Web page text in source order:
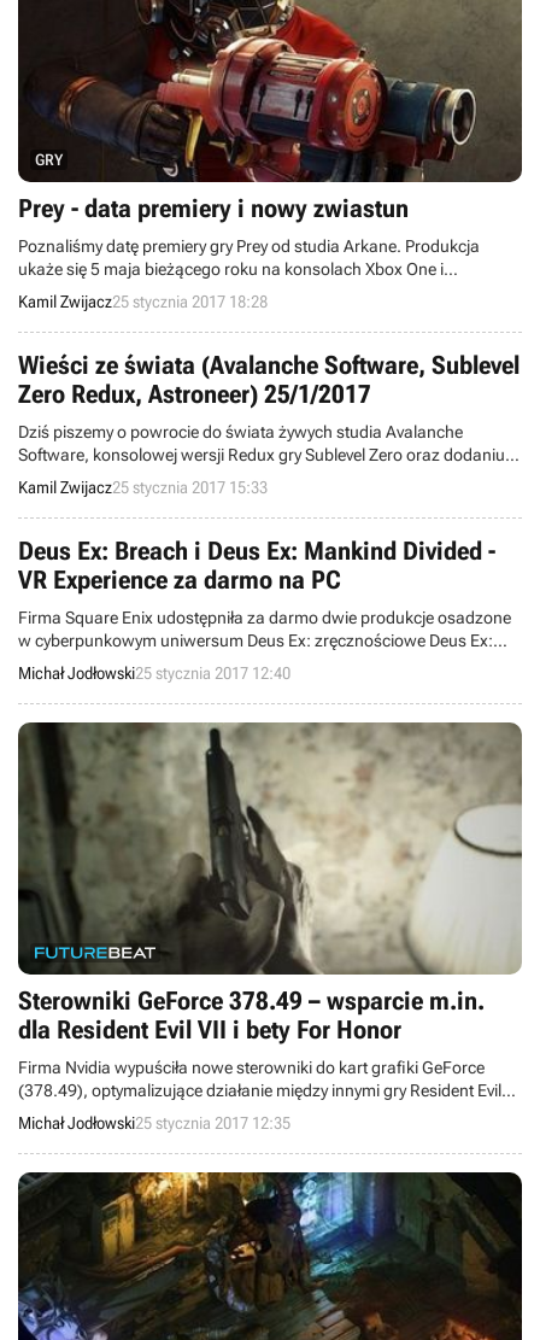
GRY
Prey - data premiery i nowy zwiastun
Poznaliśmy datę premiery gry Prey od studia Arkane. Produkcja
ukaże się 5 maja bieżącego roku na konsolach Xbox One i
PlayStation 4 oraz komputerach osobistych. Ponadto doczekaliśmy
się nowego zwiastuna i informacji o pre-orderach.
Kamil Zwijacz25 stycznia 2017 18:28
Wieści ze świata (Avalanche Software, Sublevel
Zero Redux, Astroneer) 25/1/2017
Dziś piszemy o powrocie do świata żywych studia Avalanche
Software, konsolowej wersji Redux gry Sublevel Zero oraz dodaniu
do Astroneer funkcji cross-play dla PC i XOne. Witajcie w wieściach
ze świata – codziennej porcji krótkich wiadomości.
Kamil Zwijacz25 stycznia 2017 15:33
Deus Ex: Breach i Deus Ex: Mankind Divided -
VR Experience za darmo na PC
Firma Square Enix udostępniła za darmo dwie produkcje osadzone
w cyberpunkowym uniwersum Deus Ex: zręcznościowe Deus Ex:
Breach oraz Deus Ex: Mankind Divided - VR Experience
przeznaczone dla użytkowników gogli wirtualnej rzeczywistości.
Michał Jodłowski25 stycznia 2017 12:40
Sterowniki GeForce 378.49 – wsparcie m.in.
dla Resident Evil VII i bety For Honor
Firma Nvidia wypuściła nowe sterowniki do kart grafiki GeForce
(378.49), optymalizujące działanie między innymi gry Resident Evil
VII: Biohazard oraz nadchodzącego For Honor w wersji beta.
Michał Jodłowski25 stycznia 2017 12:35